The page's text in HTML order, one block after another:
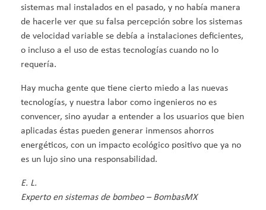
sistemas mal instalados en el pasado, y no había manera
de hacerle ver que su falsa percepción sobre los sistemas
de velocidad variable se debía a instalaciones deficientes,
o incluso a el uso de estas tecnologías cuando no lo
requería.
Hay mucha gente que tiene cierto miedo a las nuevas
tecnologías, y nuestra labor como ingenieros no es
convencer, sino ayudar a entender a los usuarios que bien
aplicadas éstas pueden generar inmensos ahorros
energéticos, con un impacto ecológico positivo que ya no
es un lujo sino una responsabilidad.
E. L.
Experto en sistemas de bombeo – BombasMX